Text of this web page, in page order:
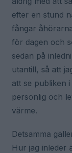
efter en stund
fångar
för dagen och
sedan på
utantill, så att
att se publiken
personlig och
värme.
Detsamma
Hur jag inleder